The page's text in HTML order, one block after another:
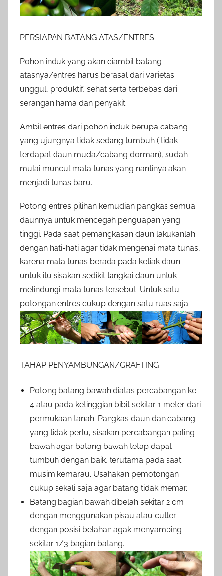
PERSIAPAN BATANG ATAS/ENTRES
Pohon induk yang akan diambil batang
atasnya/entres harus berasal dari varietas
unggul, produktif, sehat serta terbebas dari
serangan hama dan penyakit.
Ambil entres dari pohon induk berupa cabang
yang ujungnya tidak sedang tumbuh ( tidak
terdapat daun muda/cabang dorman), sudah
mulai muncul mata tunas yang nantinya akan
menjadi tunas baru.
Potong entres pilihan kemudian pangkas semua
daunnya untuk mencegah penguapan yang
tinggi. Pada saat pemangkasan daun lakukanlah
dengan hati-hati agar tidak mengenai mata tunas,
karena mata tunas berada pada ketiak daun
untuk itu sisakan sedikit tangkai daun untuk
melindungi mata tunas tersebut. Untuk satu
potongan entres cukup dengan satu ruas saja.
TAHAP PENYAMBUNGAN/GRAFTING
Potong batang bawah diatas percabangan ke
4 atau pada ketinggian bibit sekitar 1 meter dari
permukaan tanah. Pangkas daun dan cabang
yang tidak perlu, sisakan percabangan paling
bawah agar batang bawah tetap dapat
tumbuh dengan baik, terutama pada saat
musim kemarau. Usahakan pemotongan
cukup sekali saja agar batang tidak memar.
Batang bagian bawah dibelah sekitar 2 cm
dengan menggunakan pisau atau cutter
dengan posisi belahan agak menyamping
sekitar 1/3 bagian batang.